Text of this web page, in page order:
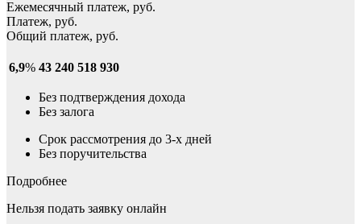
Ежемесячный платеж, руб.
Платеж, руб.
Общий платеж, руб.
6,9% 43 240 518 930
Без подтверждения дохода
Без залога
Срок рассмотрения до 3-х дней
Без поручительства
Подробнее
Нельзя подать заявку онлайн